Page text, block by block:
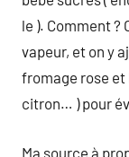
le ). Comment
vapeur, et on y
fromage rose et
citron… ) pour
Ma source à